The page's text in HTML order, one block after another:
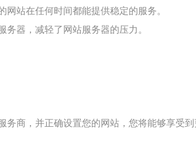
站在任何时间都能提供稳定的服务。
器，减轻了网站服务器的压力。
商，并正确设置您的网站，您将能够享受到